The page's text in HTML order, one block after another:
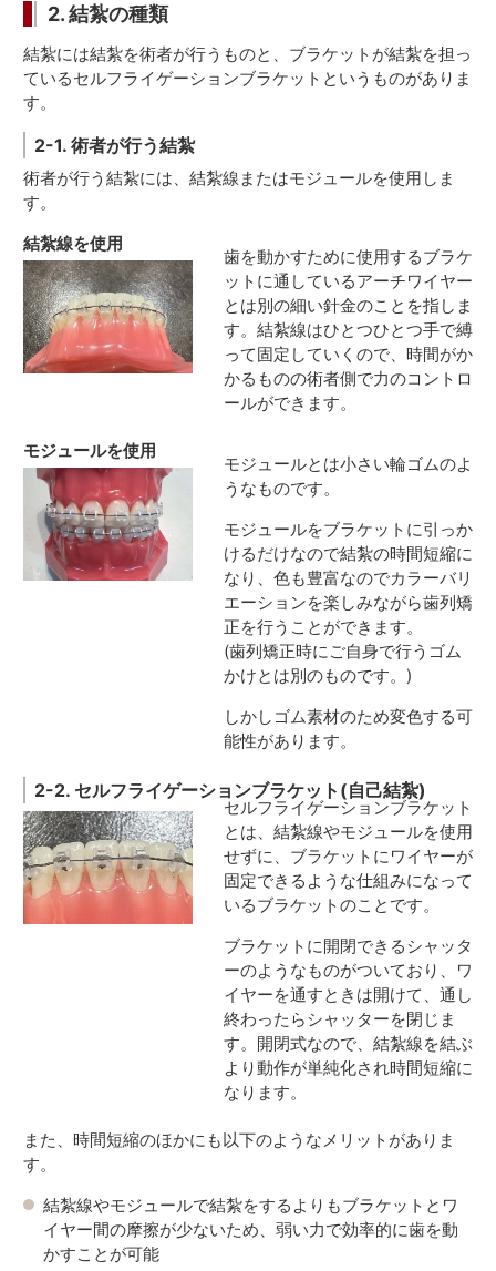
2. 結紮の種類
結紮には結紮を術者が行うものと、ブラケットが結紮を担っ
ているセルフライゲーションブラケットというものがありま
す。
2-1. 術者が行う結紮
術者が行う結紮には、結紮線またはモジュールを使用しま
す。
結紮線を使用
歯を動かすために使用するブラケ
ットに通しているアーチワイヤー
とは別の細い針金のことを指しま
す。結紮線はひとつひとつ手で縛
って固定していくので、時間がか
かるものの術者側で力のコントロ
ールができます。
モジュールを使用
モジュールとは小さい輪ゴムのよ
うなものです。
モジュールをブラケットに引っか
けるだけなので結紮の時間短縮に
なり、色も豊富なのでカラーバリ
エーションを楽しみながら歯列矯
正を行うことができます。
(歯列矯正時にご自身で行うゴム
かけとは別のものです。)
しかしゴム素材のため変色する可
能性があります。
2-2. セルフライゲーションブラケット(自己結紮)
セルフライゲーションブラケット
とは、結紮線やモジュールを使用
せずに、ブラケットにワイヤーが
固定できるような仕組みになって
いるブラケットのことです。
ブラケットに開閉できるシャッタ
ーのようなものがついており、ワ
イヤーを通すときは開けて、通し
終わったらシャッターを閉じま
す。開閉式なので、結紮線を結ぶ
より動作が単純化され時間短縮に
なります。
また、時間短縮のほかにも以下のようなメリットがありま
す。
結紮線やモジュールで結紮をするよりもブラケットとワ
イヤー間の摩擦が少ないため、弱い力で効率的に歯を動
かすことが可能